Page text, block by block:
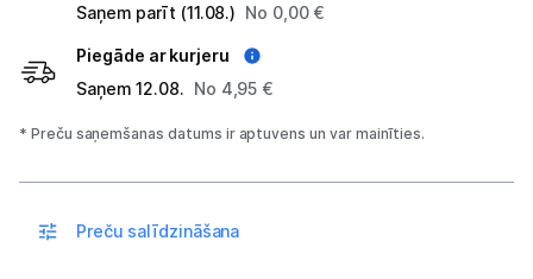
Augļu žāvētāji
Saņem parīt (11.08.) No 0,00 €
Piegāde ar kurjeru
Saņem 12.08. No 4,95 €
* Preču saņemšanas datums ir aptuvens un var mainīties.
Preču salīdzināšana